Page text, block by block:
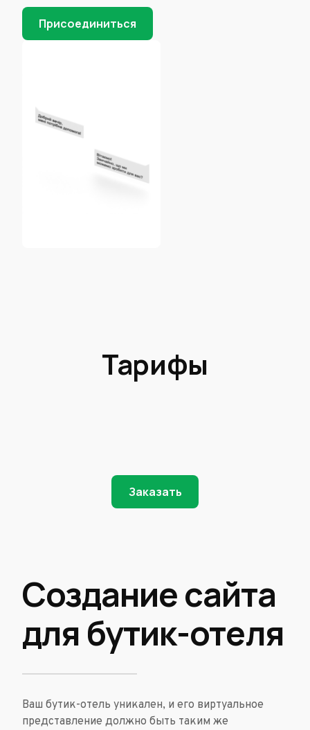
Присоединиться
Тарифы
Заказать
Создание сайта
для бутик-отеля
Ваш бутик-отель уникален, и его виртуальное
представление должно быть таким же